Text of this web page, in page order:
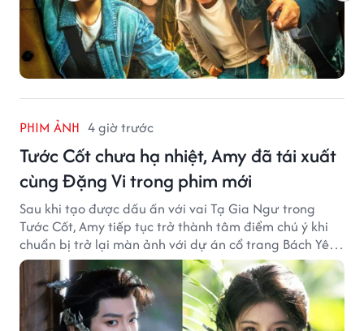
PHIM ẢNH 4 giờ trước
Tước Cốt chưa hạ nhiệt, Amy đã tái xuất
cùng Đặng Vi trong phim mới
Sau khi tạo được dấu ấn với vai Tạ Gia Ngư trong
Tước Cốt, Amy tiếp tục trở thành tâm điểm chú ý khi
chuẩn bị trở lại màn ảnh với dự án cổ trang Bách Yêu
Phổ.